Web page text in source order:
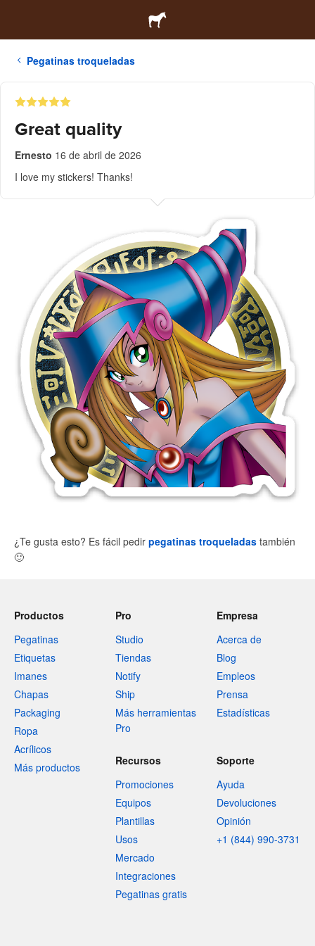
Pegatinas troqueladas
Great quality
Ernesto 16 de abril de 2026
I love my stickers! Thanks!
¿Te gusta esto? Es fácil pedir pegatinas troqueladas también
🙂
Productos
Pegatinas
Etiquetas
Imanes
Chapas
Packaging
Ropa
Acrílicos
Más productos
Pro
Studio
Tiendas
Notify
Ship
Más herramientas
Pro
Empresa
Acerca de
Blog
Empleos
Prensa
Estadísticas
Recursos
Promociones
Equipos
Plantillas
Usos
Mercado
Integraciones
Pegatinas gratis
Soporte
Ayuda
Devoluciones
Opinión
+1 (844) 990-3731